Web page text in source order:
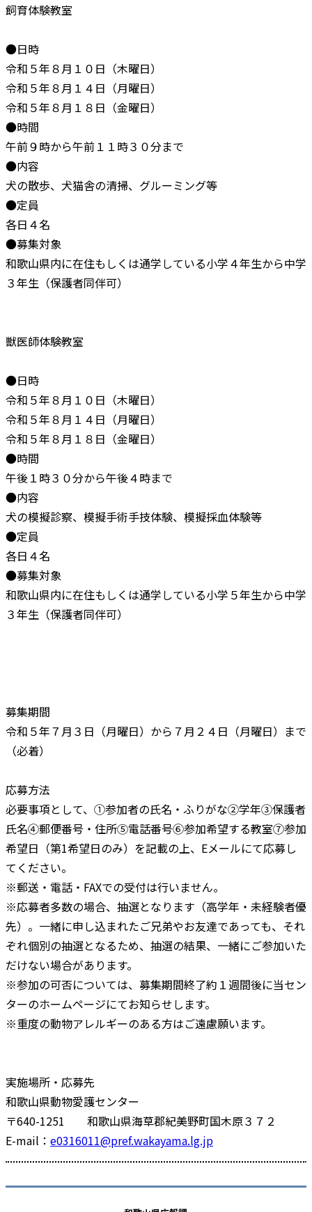
飼育体験教室
●日時
令和５年８月１０日（木曜日）
令和５年８月１４日（月曜日）
令和５年８月１８日（金曜日）
●時間
午前９時から午前１１時３０分まで
●内容
犬の散歩、犬猫舎の清掃、グルーミング等
●定員
各日４名
●募集対象
和歌山県内に在住もしくは通学している小学４年生から中学
３年生（保護者同伴可）
獣医師体験教室
●日時
令和５年８月１０日（木曜日）
令和５年８月１４日（月曜日）
令和５年８月１８日（金曜日）
●時間
午後１時３０分から午後４時まで
●内容
犬の模擬診察、模擬手術手技体験、模擬採血体験等
●定員
各日４名
●募集対象
和歌山県内に在住もしくは通学している小学５年生から中学
３年生（保護者同伴可）
募集期間
令和５年７月３日（月曜日）から７月２４日（月曜日）まで
（必着）
応募方法
必要事項として、①参加者の氏名・ふりがな②学年③保護者
氏名④郵便番号・住所⑤電話番号⑥参加希望する教室⑦参加
希望日（第1希望日のみ）を記載の上、Eメールにて応募し
てください。
※郵送・電話・FAXでの受付は行いません。
※応募者多数の場合、抽選となります（高学年・未経験者優
先）。一緒に申し込まれたご兄弟やお友達であっても、それ
ぞれ個別の抽選となるため、抽選の結果、一緒にご参加いた
だけない場合があります。
※参加の可否については、募集期間終了約１週間後に当セン
ターのホームページにてお知らせします。
※重度の動物アレルギーのある方はご遠慮願います。
実施場所・応募先
和歌山県動物愛護センター
〒640-1251 和歌山県海草郡紀美野町国木原３７２
E-mail： e0316011@pref.wakayama.lg.jp